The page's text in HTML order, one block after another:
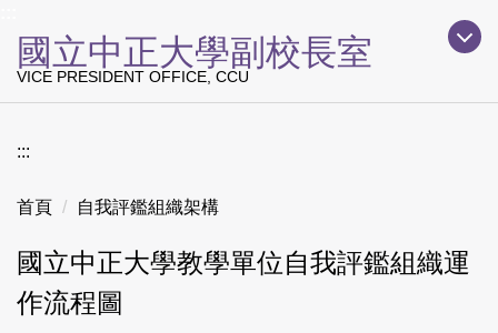
到
主
容
國立中正大學副校長室
VICE PRESIDENT OFFICE, CCU
:::
首頁 自我評鑑組織架構
國立中正大學教學單位自我評鑑組織運
作流程圖